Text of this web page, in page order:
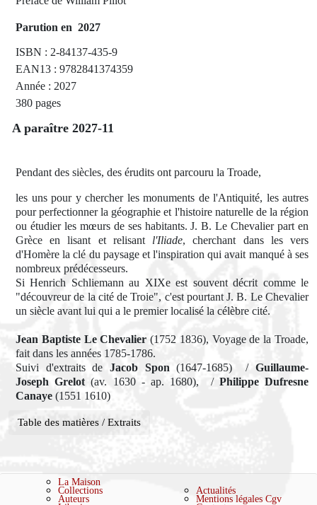
Parution en 2027
ISBN : 2-84137-435-9
EAN13 : 9782841374359
Année : 2027
380 pages
A paraître 2027-11
Pendant des siècles, des érudits ont parcouru la Troade,
les uns pour y chercher les monuments de l'Antiquité, les autres
pour perfectionner la géographie et l'histoire naturelle de la région
ou étudier les mœurs de ses habitants. J. B. Le Chevalier part en
Grèce en lisant et relisant l'Iliade, cherchant dans les vers
d'Homère la clé du paysage et l'inspiration qui avait manqué à ses
nombreux prédécesseurs.
Si Henrich Schliemann au XIXe est souvent décrit comme le
"découvreur de la cité de Troie", c'est pourtant J. B. Le Chevalier
un siècle avant lui qui a le premier localisé la célèbre cité.
Jean Baptiste Le Chevalier (1752 1836), Voyage de la Troade,
fait dans les années 1785-1786.
Suivi d'extraits de Jacob Spon(1647-1685) / Guillaume-
Joseph Grelot (av. 1630 - ap. 1680), / Philippe Dufresne
Canaye (1551 1610)
Table des matières / Extraits
La Maison
Collections
Auteurs
Actualités
Mentions légales Cgv